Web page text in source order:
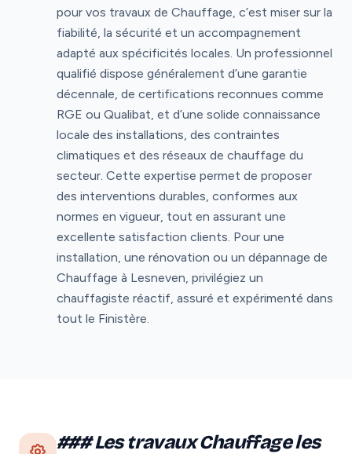
pour vos travaux de Chauffage, c’est miser sur la
fiabilité, la sécurité et un accompagnement
adapté aux spécificités locales. Un professionnel
qualifié dispose généralement d’une garantie
décennale, de certifications reconnues comme
RGE ou Qualibat, et d’une solide connaissance
locale des installations, des contraintes
climatiques et des réseaux de chauffage du
secteur. Cette expertise permet de proposer
des interventions durables, conformes aux
normes en vigueur, tout en assurant une
excellente satisfaction clients. Pour une
installation, une rénovation ou un dépannage de
Chauffage à Lesneven, privilégiez un
chauffagiste réactif, assuré et expérimenté dans
tout le Finistère.
### Les travaux Chauffage les